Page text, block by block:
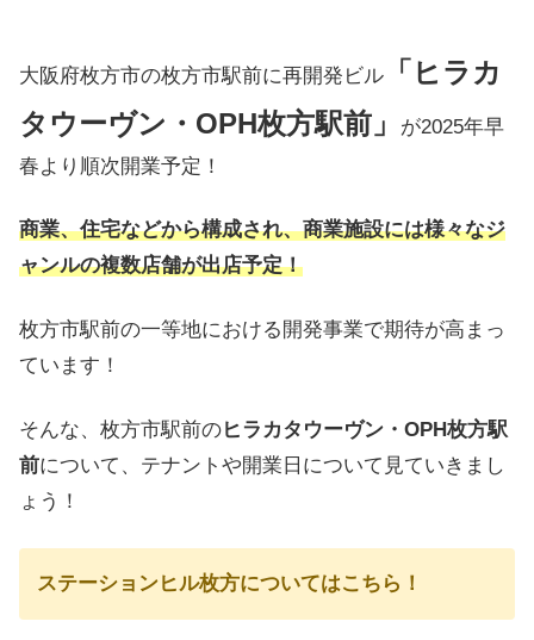
大阪府枚方市の枚方市駅前に再開発ビル
「ヒラカ
タウーヴン・OPH枚方駅前」
が2025年早
春より順次開業予定！
商業、住宅などから構成され、商業施設には様々なジ
ャンルの複数店舗が出店予定！
枚方市駅前の一等地における開発事業で期待が高まっ
ています！
そんな、枚方市駅前のヒラカタウーヴン・OPH枚方駅
前について、テナントや開業日について見ていきまし
ょう！
ステーションヒル枚方についてはこちら！